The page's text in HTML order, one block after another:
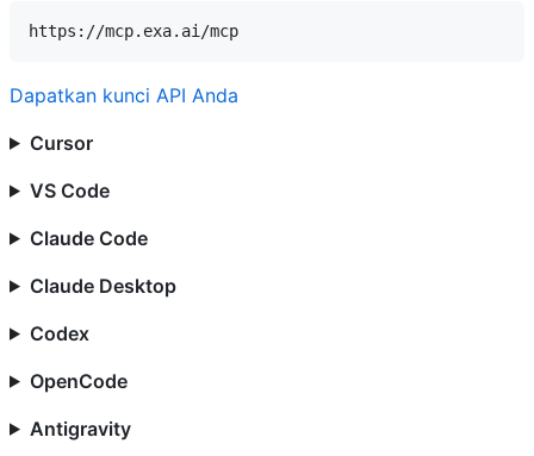
Dapatkan kunci API Anda
Cursor
VS Code
Claude Code
Claude Desktop
Codex
OpenCode
Antigravity